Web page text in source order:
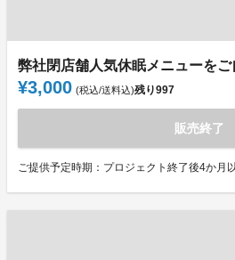
弊社閉店舗人気休眠メニューをご
¥3,000 (税込/送料込)残り997
販売終了
ご提供予定時期：プロジェクト終了後4か月